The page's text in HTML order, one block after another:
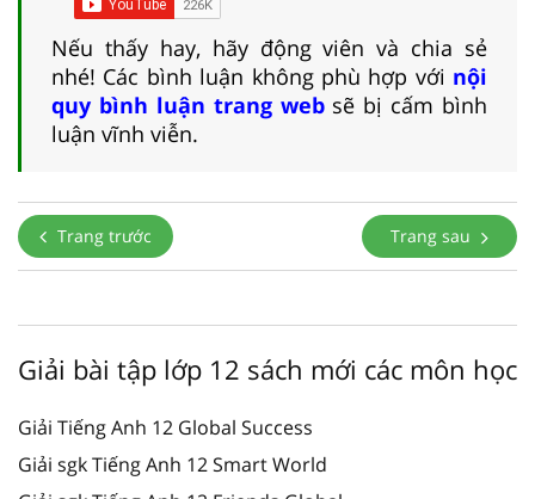
Nếu thấy hay, hãy động viên và chia sẻ
nhé! Các bình luận không phù hợp với nội
quy bình luận trang websẽ bị cấm bình
luận vĩnh viễn.
Trang trước Trang sau
Giải bài tập lớp 12 sách mới các môn học
Giải Tiếng Anh 12 Global Success
Giải sgk Tiếng Anh 12 Smart World